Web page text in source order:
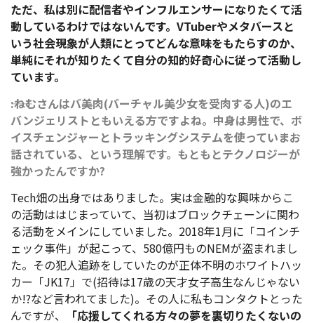
ただ、私は別に配信者やインフルエンサーになりたくて活
動しているわけではないんです。VTuberやメタバースと
いう社会現象が人類にとってどんな意味をもたらすのか、
単純にそれが知りたくて自分の知的好奇心に従って活動し
ています。
――:ねむさんはバ美肉(バーチャル美少女を受肉する人)のエ
バンジェリストともいえる方ですよね。中身は男性で、ボ
イスチェンジャーとトラッキングシステムを使っていまお
話されている、という理解です。もともとテクノロジーが
強かったんですか?
Tech畑の出身ではありました。実は金融的な興味からこ
の活動ははじまっていて、当初はブロックチェーンに関わ
る活動をメインにしていました。2018年1月に「コインチ
ェック事件」が起こって、580億円ものNEMが盗まれまし
た。その犯人追跡をしていたのが正体不明のホワイトハッ
カー「JK17」で(招待は17歳の天才女子高生なんじゃない
か!?など言われてました)。その人に私もコンタクトとった
んですが、
「応援してくれる方々の夢を裏切りたくないの